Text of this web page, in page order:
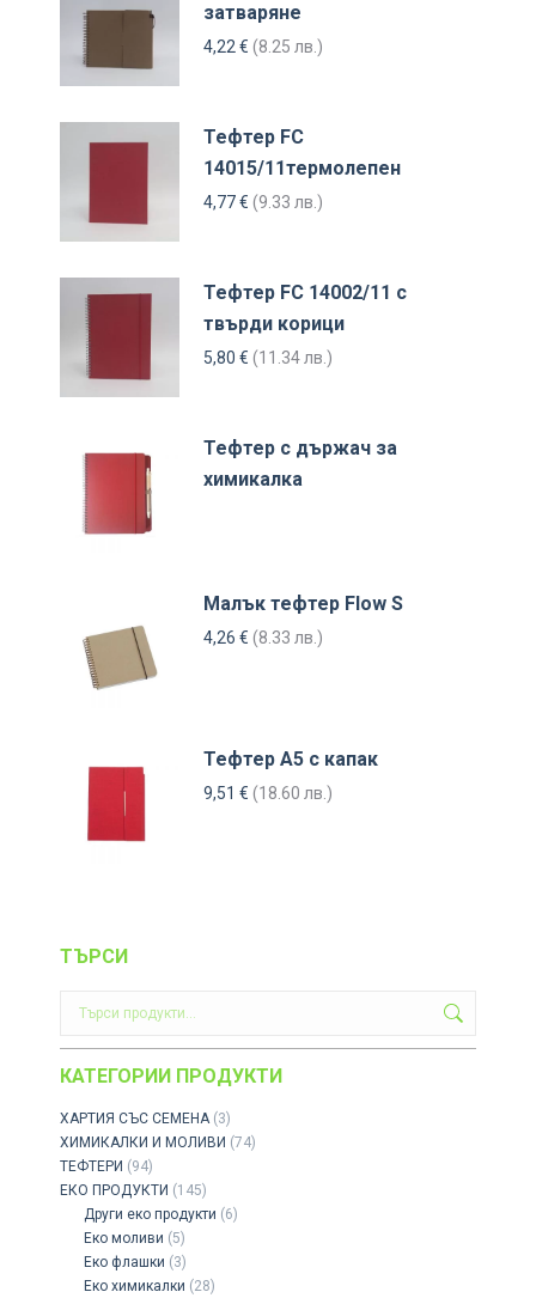
затваряне
4,22 € (8.25 лв.)
Тефтер FC
14015/11термолепен
4,77€ (9.33 лв.)
Тефтер FC 14002/11 с
твърди корици
5,80 € (11.34 лв.)
Тефтер с държач за
химикалка
Малък тефтер Flow S
4,26 € (8.33 лв.)
Тефтер А5 с капак
9,51 € (18.60 лв.)
ТЪРСИ
КАТЕГОРИИ ПРОДУКТИ
ХАРТИЯ СЪС СЕМЕНА (3)
ХИМИКАЛКИ И МОЛИВИ (74)
ТЕФТЕРИ (94)
ЕКО ПРОДУКТИ (145)
Други еко продукти (6)
Еко моливи (5)
Еко флашки (3)
Eко химикалки (28)